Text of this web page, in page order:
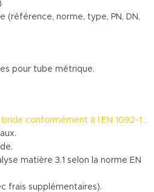
(référence, norme, type, PN, DN,
pour tube métrique.
conformément à l’EN 1092-1 :
matière 3.1 selon la norme EN
frais supplémentaires).